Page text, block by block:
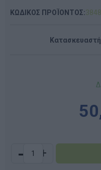
ΚΩΔΙΚΟΣ ΠΡΟΪΟΝΤΟΣ:
- +